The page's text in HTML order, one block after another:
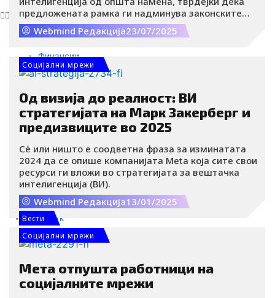
Актуелно
Финансии
Компании
Енергетика
Е-комерц
Старт-апи
Бизнис
Маркетинг
ПР
CSR/ESG
Адвертајзинг
Социјални мрежи
Дигитални перформанси
Afterwork
Afterwork
Lifestyle
Health
Рецепти
предложената рамка ги надминува законските
граници и претставува закана за иновациите.
Нивниот потег го отвора клучното прашање: каде
на развојот на вештачката интелигенција?.
Webmind Редакција23/07/2025
Социјални мрежи
Од визија до реалност: ВИ
стратегијата на Марк Закерберг и
предизвиците во 2025
Сè или ништо е соодветна фраза за изминатата
2024 да се опише компанијата Meta која сите свои
ресурси ги вложи во стратегијата за вештачка
интелигенција (ВИ).
Webmind Редакција13/01/2025
Вести
Социјални мрежи
Мета отпушта работници на
социјалните мрежи